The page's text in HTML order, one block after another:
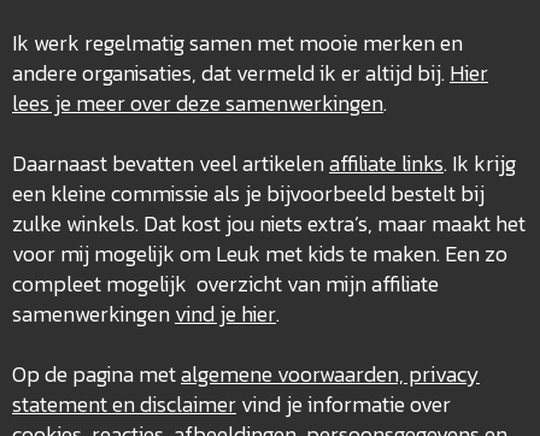
Ik werk regelmatig samen met mooie merken en
andere organisaties, dat vermeld ik er altijd bij.Hier
lees je meer over dezesamenwerkingen.
Daarnaast bevatten veel artikelenaffiliate links. Ik krijg
een kleine commissie als je bijvoorbeeld bestelt bij
zulke winkels. Dat kost jou niets extra’s, maar maakt het
voor mij mogelijk om Leuk met kids te maken. Een zo
compleet mogelijk overzicht van mijn affiliate
samenwerkingenvind je hier.
Op de pagina metalgemene voorwaarden, privacy
statement en disclaimervind je informatie over